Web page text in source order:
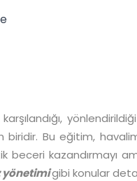
biridir. Bu eğitim,
beceri kazandırmayı
yönetimigibi konular